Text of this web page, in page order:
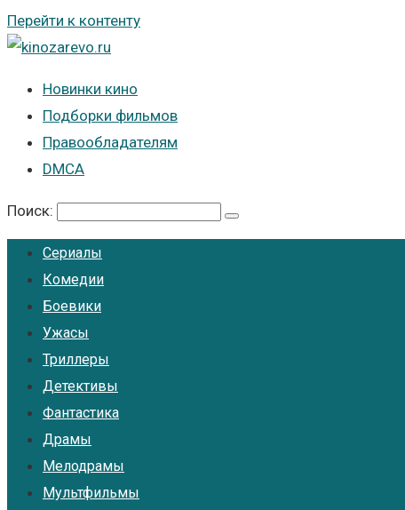
Перейти к контенту
Новинки кино
Подборки фильмов
Правообладателям
DMCA
Поиск:
Сериалы
Комедии
Боевики
Ужасы
Триллеры
Детективы
Фантастика
Драмы
Мелодрамы
Мультфильмы